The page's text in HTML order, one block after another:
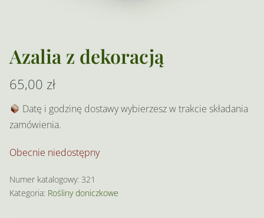
Azalia z dekoracją
65,00 zł
Datę i godzinę dostawy wybierzesz w trakcie składania
zamówienia.
Obecnie niedostępny
Numer katalogowy: 321
Kategoria: Rośliny doniczkowe